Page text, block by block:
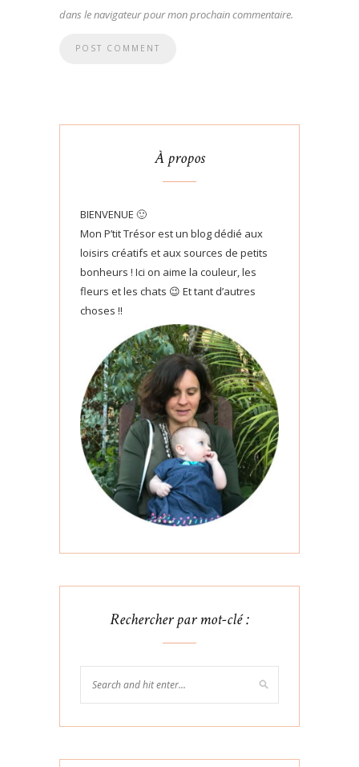
dans le navigateur pour mon prochain commentaire.
À propos
BIENVENUE 🙂
Mon P’tit Trésor est un blog dédié aux
loisirs créatifs et aux sources de petits
bonheurs ! Ici on aime la couleur, les
fleurs et les chats 😉 Et tant d’autres
choses !!
Rechercher par mot-clé :